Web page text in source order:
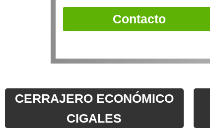
Contacto
CERRAJERO ECONÓMICO
CIGALES